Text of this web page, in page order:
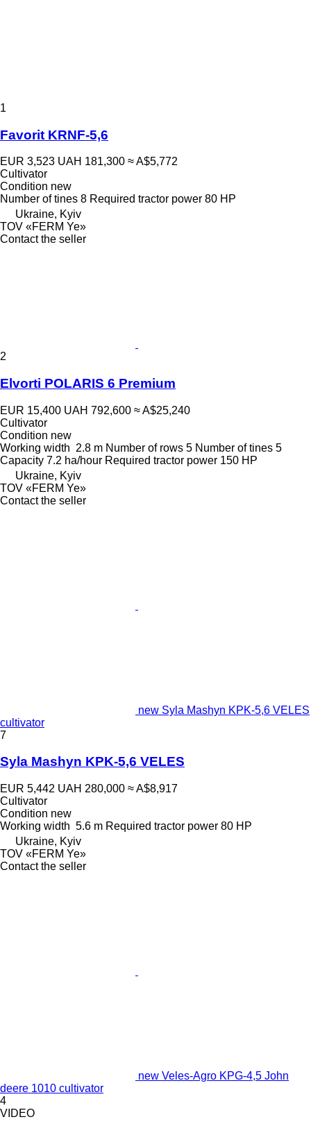
1
Favorit KRNF-5,6
EUR 3,523 UAH 181,300 ≈ A$5,772
Cultivator
Condition new
Number of tines 8 Required tractor power 80 HP
Ukraine, Kyiv
TOV «FERM Ye»
Contact the seller
2
Elvorti POLARIS 6 Premium
EUR 15,400 UAH 792,600 ≈ A$25,240
Cultivator
Condition new
Working width 2.8 m Number of rows 5 Number of tines 5
Capacity 7.2 ha/hour Required tractor power 150 HP
Ukraine, Kyiv
TOV «FERM Ye»
Contact the seller
new Syla Mashyn KPK-5,6 VELES
cultivator
7
Syla Mashyn KPK-5,6 VELES
EUR 5,442 UAH 280,000 ≈ A$8,917
Cultivator
Condition new
Working width 5.6 m Required tractor power 80 HP
Ukraine, Kyiv
TOV «FERM Ye»
Contact the seller
new Veles-Agro KPG-4,5 John
deere 1010 cultivator
4
VIDEO